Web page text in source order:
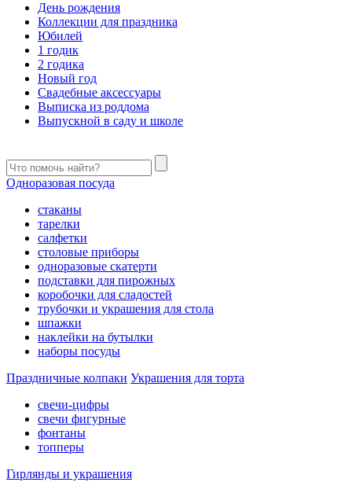
День рождения
Коллекции для праздника
Юбилей
1 годик
2 годика
Новый год
Свадебные аксессуары
Выписка из роддома
Выпускной в саду и школе
Одноразовая посуда
стаканы
тарелки
салфетки
столовые приборы
одноразовые скатерти
подставки для пирожных
коробочки для сладостей
трубочки и украшения для стола
шпажки
наклейки на бутылки
наборы посуды
Праздничные колпаки Украшения для торта
свечи-цифры
свечи фигурные
фонтаны
топперы
Гирлянды и украшения